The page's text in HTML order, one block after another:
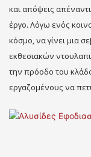
και απόψεις
έργο. Λόγω ενός
κόσμο, να γίνει μια
εκθεσιακών
την πρόοδο του
εργαζομένους να